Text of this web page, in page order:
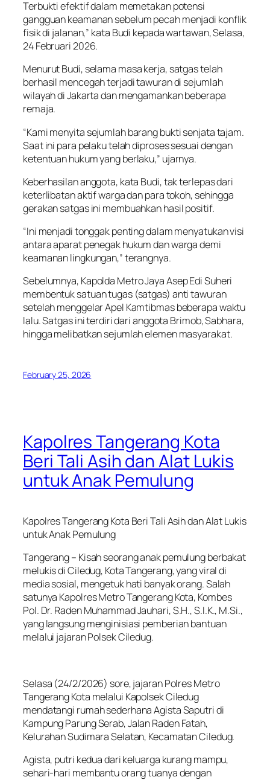
Terbukti efektif dalam memetakan potensi
gangguan keamanan sebelum pecah menjadi konflik
fisik di jalanan,” kata Budi kepada wartawan, Selasa,
24 Februari 2026.
Menurut Budi, selama masa kerja, satgas telah
berhasil mencegah terjadi tawuran di sejumlah
wilayah di Jakarta dan mengamankan beberapa
remaja.
“Kami menyita sejumlah barang bukti senjata tajam.
Saat ini para pelaku telah diproses sesuai dengan
ketentuan hukum yang berlaku,” ujarnya.
Keberhasilan anggota, kata Budi, tak terlepas dari
keterlibatan aktif warga dan para tokoh, sehingga
gerakan satgas ini membuahkan hasil positif.
“Ini menjadi tonggak penting dalam menyatukan visi
antara aparat penegak hukum dan warga demi
keamanan lingkungan,” terangnya.
Sebelumnya, Kapolda Metro Jaya Asep Edi Suheri
membentuk satuan tugas (satgas) anti tawuran
setelah menggelar Apel Kamtibmas beberapa waktu
lalu. Satgas ini terdiri dari anggota Brimob, Sabhara,
hingga melibatkan sejumlah elemen masyarakat.
February 25, 2026
Kapolres Tangerang Kota
Beri Tali Asih dan Alat Lukis
untuk Anak Pemulung
Kapolres Tangerang Kota Beri Tali Asih dan Alat Lukis
untuk Anak Pemulung
Tangerang – Kisah seorang anak pemulung berbakat
melukis di Ciledug, Kota Tangerang, yang viral di
media sosial, mengetuk hati banyak orang. Salah
satunya Kapolres Metro Tangerang Kota, Kombes
Pol. Dr. Raden Muhammad Jauhari, S.H., S.I.K., M.Si.,
yang langsung menginisiasi pemberian bantuan
melalui jajaran Polsek Ciledug.
Selasa (24/2/2026) sore, jajaran Polres Metro
Tangerang Kota melalui Kapolsek Ciledug
mendatangi rumah sederhana Agista Saputri di
Kampung Parung Serab, Jalan Raden Fatah,
Kelurahan Sudimara Selatan, Kecamatan Ciledug.
Agista, putri kedua dari keluarga kurang mampu,
sehari-hari membantu orang tuanya dengan